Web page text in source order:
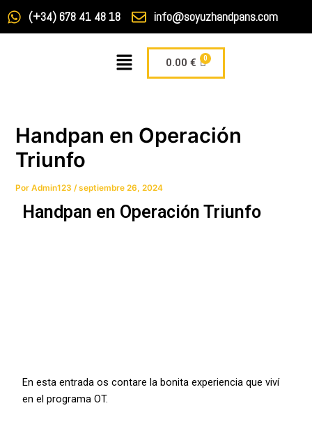
(+34) 678 41 48 18 info@soyuzhandpans.com
Menú 0.00 € Carrito
Handpan en Operación
Triunfo
PorAdmin123/septiembre 26, 2024
Handpan en Operación Triunfo
En esta entrada os contare la bonita experiencia que viví
en el programa OT.
Navegación
de